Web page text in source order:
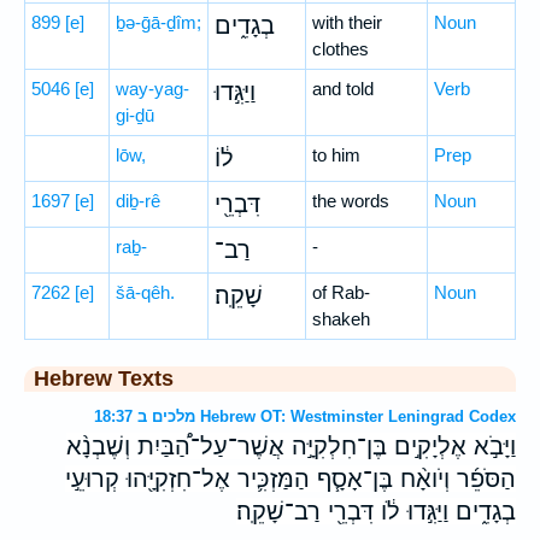
899 [e] ḇə-ḡā-ḏîm; בְגָדִ֑ים
with their
clothes
Noun
5046 [e]
way-yag-
gi-ḏū
וַיַּגִּ֣דוּ and told Verb
lōw, ל֔וֹ to him Prep
1697 [e] diḇ-rê דִּבְרֵ֖י the words Noun
raḇ- רַב־ -
7262 [e] šā-qêh. שָׁקֵֽה׃
of Rab-
shakeh
Noun
Hebrew Texts
מלכים ב 18:37 Hebrew OT: Westminster Leningrad Codex
וַיָּבֹ֣א אֶלְיָקִ֣ים בֶּן־חִלְקִיָּ֣ה אֲשֶׁר־עַל־הַ֠בַּיִת וְשֶׁבְנָ֨א
הַסֹּפֵ֜ר וְיֹואָ֨ח בֶּן־אָסָ֧ף הַמַּזְכִּ֛יר אֶל־חִזְקִיָּ֖הוּ קְרוּעֵ֣י
בְגָדִ֑ים וַיַּגִּ֣דוּ לֹ֔ו דִּבְרֵ֖י רַב־שָׁקֵֽה׃